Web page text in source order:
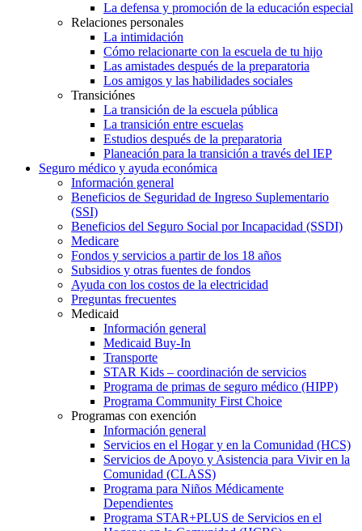
La defensa y promoción de la educación especial
Relaciones personales
La intimidación
Cómo relacionarte con la escuela de tu hijo
Las amistades después de la preparatoria
Los amigos y las habilidades sociales
Transiciónes
La transición de la escuela pública
La transición entre escuelas
Estudios después de la preparatoria
Planeación para la transición a través del IEP
Seguro médico y ayuda económica
Información general
Beneficios de Seguridad de Ingreso Suplementario
(SSI)
Beneficios del Seguro Social por Incapacidad (SSDI)
Medicare
Fondos y servicios a partir de los 18 años
Subsidios y otras fuentes de fondos
Ayuda con los costos de la electricidad
Preguntas frecuentes
Medicaid
Información general
Medicaid Buy-In
Transporte
STAR Kids – coordinación de servicios
Programa de primas de seguro médico (HIPP)
Programa Community First Choice
Programas con exención
Información general
Servicios en el Hogar y en la Comunidad (HCS)
Servicios de Apoyo y Asistencia para Vivir en la
Comunidad (CLASS)
Programa para Niños Médicamente
Dependientes
Programa STAR+PLUS de Servicios en el